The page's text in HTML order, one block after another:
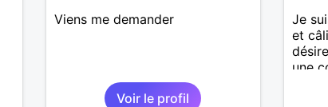
Viens me demander
Voir le profil
Je
et
une